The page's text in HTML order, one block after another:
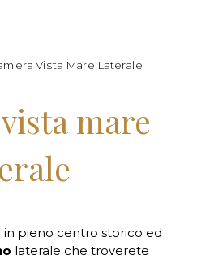
Vista Mare Laterale
mare
in pieno centro storico ed
laterale che troverete